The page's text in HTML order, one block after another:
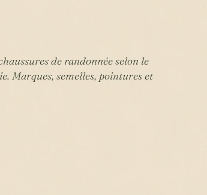
de randonnée selon le
Marques, semelles, pointures et